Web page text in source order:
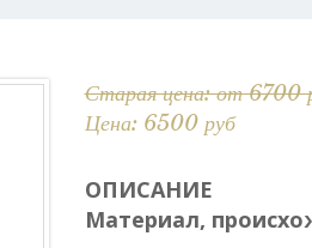
Старая цена: от 6700
Цена: 6500 руб
ОПИСАНИЕ
Материал,